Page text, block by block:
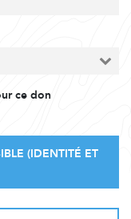
ce don
(IDENTITÉ ET